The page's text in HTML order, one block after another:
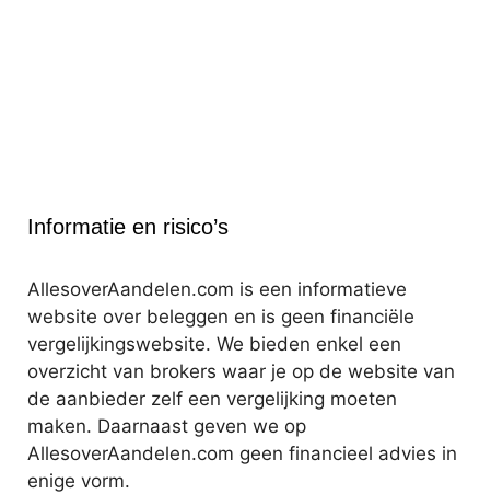
Informatie en risico’s
AllesoverAandelen.com is een informatieve
website over beleggen en is geen financiële
vergelijkingswebsite. We bieden enkel een
overzicht van brokers waar je op de website van
de aanbieder zelf een vergelijking moeten
maken. Daarnaast geven we op
AllesoverAandelen.com geen financieel advies in
enige vorm.